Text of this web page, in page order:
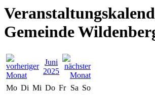
Gemeinde
Juni
2025
Mo Di Mi Do Fr Sa So